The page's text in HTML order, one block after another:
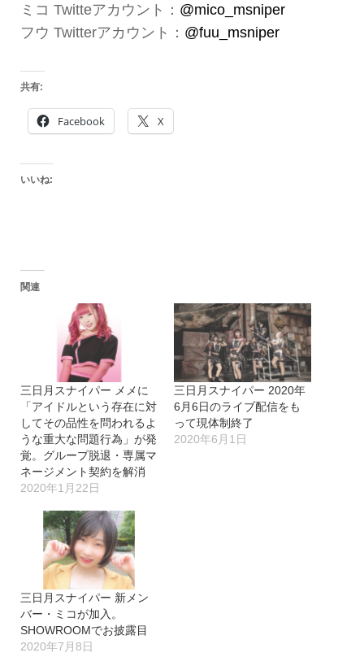
ミコ Twitteアカウント： @mico_msniper
フウ Twitterアカウント： @fuu_msniper
共有:
Facebook X
いいね:
関連
三日月スナイパー メメに
「アイドルという存在に対
してその品性を問われるよ
うな重大な問題行為」が発
覚。グループ脱退・専属マ
ネージメント契約を解消
2020年1月22日
三日月スナイパー 2020年
6月6日のライブ配信をも
って現体制終了
2020年6月1日
三日月スナイパー 新メン
バー・ミコが加入。
SHOWROOMでお披露目
2020年7月8日